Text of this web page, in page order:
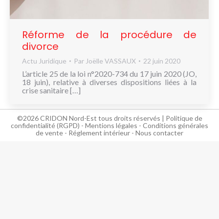
NOUS
CONNAÎTRE
CONTACT
Réforme de la procédure de
divorce
Actu Juridique Par Joëlle VASSAUX 22 juin 2020
L’article 25 de la loi n°2020-734 du 17 juin 2020 (JO,
18 juin), relative à diverses dispositions liées à la
crise sanitaire […]
©2026 CRIDON Nord-Est tous droits réservés | Politique de
confidentialité (RGPD) - Mentions légales - Conditions générales
de vente - Réglement intérieur - Nous contacter